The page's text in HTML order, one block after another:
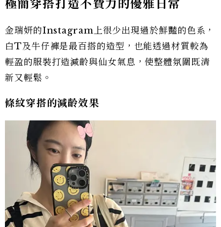
極簡穿搭打造不費力的優雅日常
金瑞妍的Instagram上很少出現過於鮮豔的色系，
白T及牛仔褲是最百搭的造型，也能透過材質較為
輕盈的服裝打造減齡與仙女氣息，使整體氛圍既清
新又輕鬆。
條紋穿搭的減齡效果